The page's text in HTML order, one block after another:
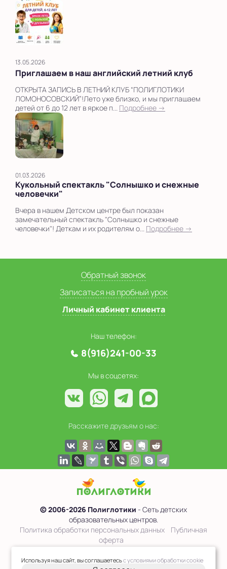
13.05.2026
Приглашаем в наш английский летний клуб
ОТКРЫТА ЗАПИСЬ В ЛЕТНИЙ КЛУБ “ПОЛИГЛОТИКИ
ЛОМОНОСОВСКИЙ”!Лето уже близко, и мы приглашаем
детей от 6 до 12 лет в яркое п... Подробнее →
01.03.2026
Кукольный спектакль "Солнышко и снежные
человечки"
Вчера в нашем Детском центре был показан
замечательный спектакль "Солнышко и снежные
человечки"! Деткам и их родителям о... Подробнее →
Обратный звонок
Записаться на пробный урок
Личный кабинет клиента
Наш телефон:
8(916)241-00-33
Мы в соцсетях:
Расскажите друзьям о нас:
© 2006-2026 Полиглотики - Сеть детских
образовательных центров.
Политика обработки персональных данных
Публичная
оферта
Сведения об образовательной организации
Используя наш сайт, вы соглашаетесьс условиями обработки cookie